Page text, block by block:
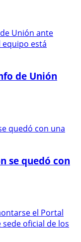
de Unión
se quedó con